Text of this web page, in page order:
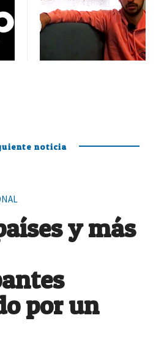
noticia
y más
por un